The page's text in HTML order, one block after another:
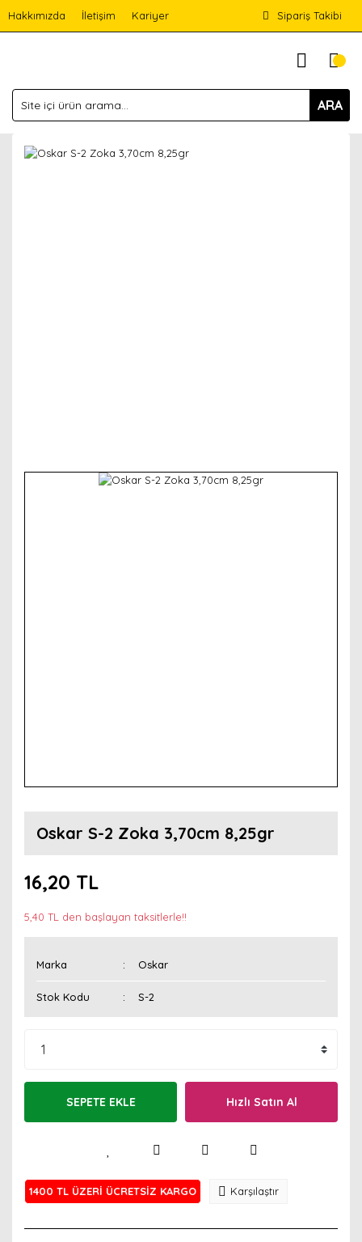
Hakkımızda İletişim Kariyer Sipariş Takibi
ARA
Oskar S-2 Zoka 3,70cm 8,25gr
16,20 TL
5,40 TL den başlayan taksitlerle!!
Marka Oskar
Stok Kodu S-2
SEPETE EKLE Hızlı Satın Al
1400 TL ÜZERİ ÜCRETSİZ KARGO Karşılaştır